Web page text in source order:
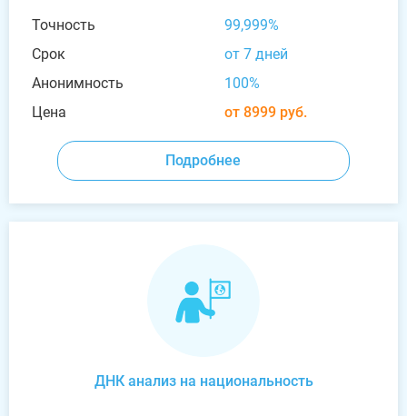
Точность
99,999%
Срок
от 7 дней
Анонимность
100%
Цена
от 8999 руб.
Подробнее
ДНК анализ на национальность